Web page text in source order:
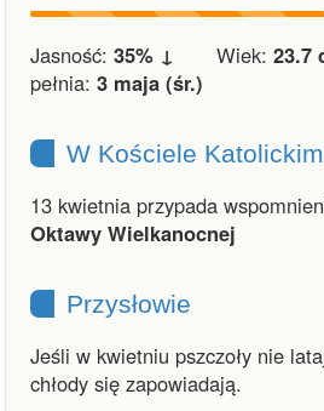
Jasność: 35% ↓ Wiek: 23.7
pełnia: 3 maja (śr.)
W Kościele Katolickim
13 kwietnia przypada
Oktawy Wielkanocnej
Przysłowie
Jeśli w kwietniu pszczoły nie
chłody się zapowiadają.